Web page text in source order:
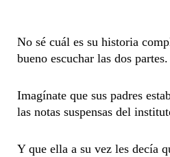
No sé cuál es su historia
bueno escuchar las dos partes.
Imagínate que sus padres
las notas suspensas del
Y que ella a su vez les decía